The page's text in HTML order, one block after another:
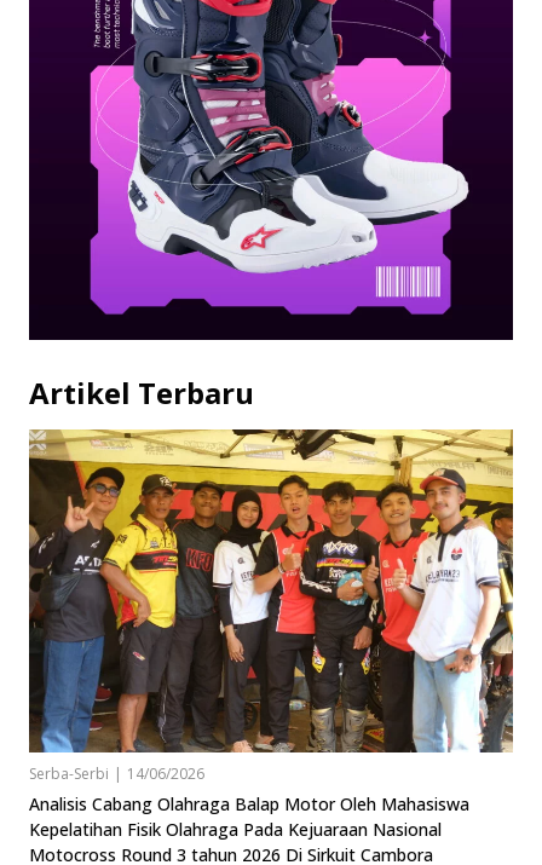
Artikel Terbaru
Serba-Serbi | 14/06/2026
Analisis Cabang Olahraga Balap Motor Oleh Mahasiswa
Kepelatihan Fisik Olahraga Pada Kejuaraan Nasional
Motocross Round 3 tahun 2026 Di Sirkuit Cambora